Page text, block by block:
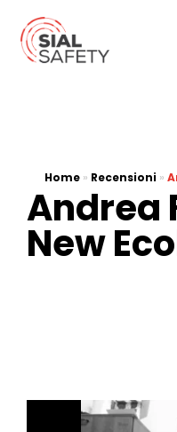
Home » Recensioni »
Andrea
New